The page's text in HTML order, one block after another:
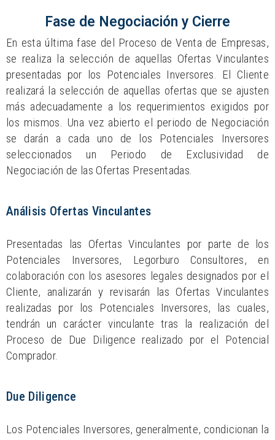
Fase de Negociación y Cierre
En esta última fase del Proceso de Venta de Empresas,
se realiza la selección de aquellas Ofertas Vinculantes
presentadas por los Potenciales Inversores. El Cliente
realizará la selección de aquellas ofertas que se ajusten
más adecuadamente a los requerimientos exigidos por
los mismos. Una vez abierto el periodo de Negociación
se darán a cada uno de los Potenciales Inversores
seleccionados un Periodo de Exclusividad de
Negociación de las Ofertas Presentadas.
Análisis Ofertas Vinculantes
Presentadas las Ofertas Vinculantes por parte de los
Potenciales Inversores, Legorburo Consultores, en
colaboración con los asesores legales designados por el
Cliente, analizarán y revisarán las Ofertas Vinculantes
realizadas por los Potenciales Inversores, las cuales,
tendrán un carácter vinculante tras la realización del
Proceso de Due Diligence realizado por el Potencial
Comprador.
Due Diligence
Los Potenciales Inversores, generalmente, condicionan la